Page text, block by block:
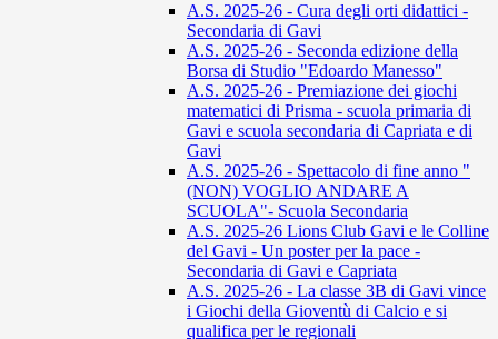
A.S. 2025-26 - Cura degli orti didattici -
Secondaria di Gavi
A.S. 2025-26 - Seconda edizione della
Borsa di Studio "Edoardo Manesso"
A.S. 2025-26 - Premiazione dei giochi
matematici di Prisma - scuola primaria di
Gavi e scuola secondaria di Capriata e di
Gavi
A.S. 2025-26 - Spettacolo di fine anno "
(NON) VOGLIO ANDARE A
SCUOLA"- Scuola Secondaria
A.S. 2025-26 Lions Club Gavi e le Colline
del Gavi - Un poster per la pace -
Secondaria di Gavi e Capriata
A.S. 2025-26 - La classe 3B di Gavi vince
i Giochi della Gioventù di Calcio e si
qualifica per le regionali